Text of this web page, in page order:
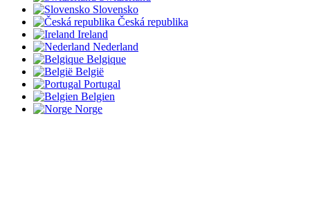
Slovensko
Česká republika
Ireland
Nederland
Belgique
België
Portugal
Belgien
Norge